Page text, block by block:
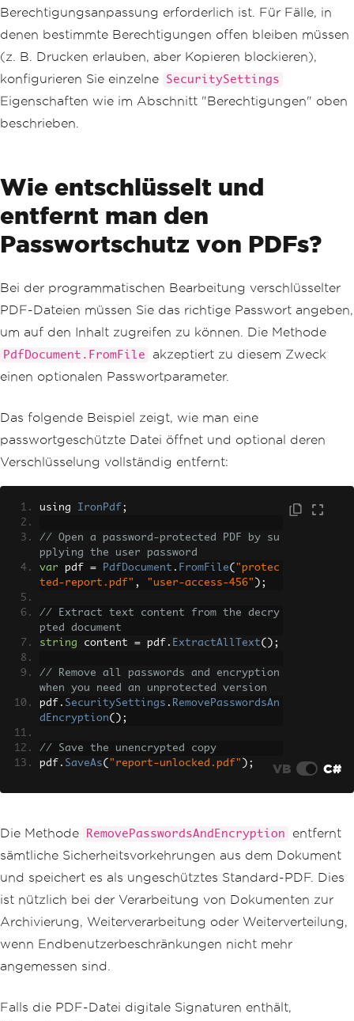
Berechtigungsanpassung erforderlich ist. Für Fälle, in
denen bestimmte Berechtigungen offen bleiben müssen
(z. B. Drucken erlauben, aber Kopieren blockieren),
konfigurieren Sie einzelne
SecuritySettings
Eigenschaften wie im Abschnitt "Berechtigungen" oben
beschrieben.
Wie entschlüsselt und
entfernt man den
Passwortschutz von PDFs?
Bei der programmatischen Bearbeitung verschlüsselter
PDF-Dateien müssen Sie das richtige Passwort angeben,
um auf den Inhalt zugreifen zu können. Die Methode
PdfDocument.FromFile
akzeptiert zu diesem Zweck
einen optionalen Passwortparameter.
Das folgende Beispiel zeigt, wie man eine
passwortgeschützte Datei öffnet und optional deren
Verschlüsselung vollständig entfernt:
using IronPdf ;
// Open a password-protected PDF by su
pplying the user password
var pdf = PdfDocument . FromFile( "protec
ted-report.pdf" , "user-access-456" );
// Extract text content from the decry
pted document
string content = pdf . ExtractAllText();
// Remove all passwords and encryption
when you need an unprotected version
pdf . SecuritySettings . RemovePasswordsAn
dEncryption();
// Save the unencrypted copy
pdf . SaveAs( "report-unlocked.pdf" ); VB C#
Die Methode RemovePasswordsAndEncryption
entfernt
sämtliche Sicherheitsvorkehrungen aus dem Dokument
und speichert es als ungeschütztes Standard-PDF. Dies
ist nützlich bei der Verarbeitung von Dokumenten zur
Archivierung, Weiterverarbeitung oder Weiterverteilung,
wenn Endbenutzerbeschränkungen nicht mehr
angemessen sind.
Falls die PDF-Datei digitale Signaturen enthält,